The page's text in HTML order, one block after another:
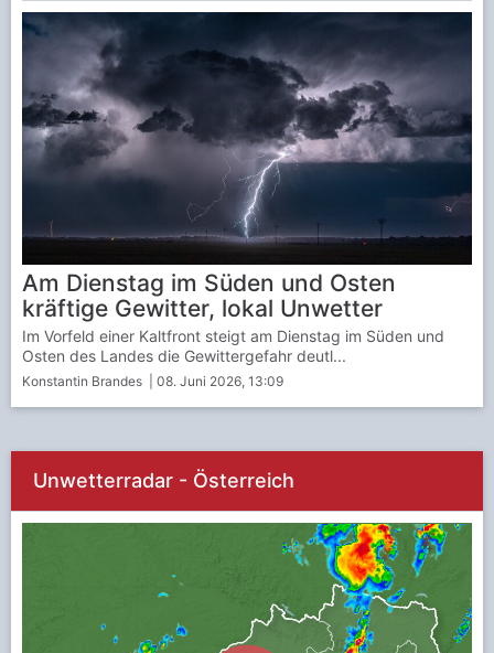
Am Dienstag im Süden und Osten
kräftige Gewitter, lokal Unwetter
Konstantin Brandes | 08. Juni 2026, 13:09
Im Vorfeld einer Kaltfront steigt am Dienstag im Süden und
Osten des Landes die Gewittergefahr deutl...
Unwetterradar - Österreich